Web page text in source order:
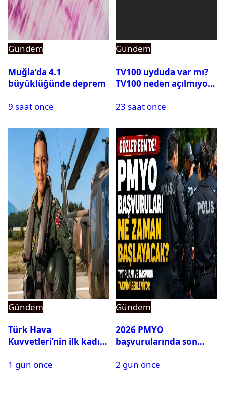
Gündem
Muğla’da 4.1
büyüklüğünde deprem
9 saat önce
Gündem
TV100 uyduda var mı?
TV100 neden açılmıyor?
23 saat önce
Gündem
Türk Hava
Kuvvetleri’nin ilk kadın
Karapınar hakkında
1 gün önce
Gündem
2026 PMYO
başvurularında son
2 gün önce